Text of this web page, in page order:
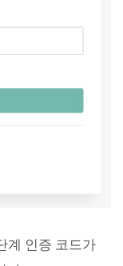
계 인증 코드가